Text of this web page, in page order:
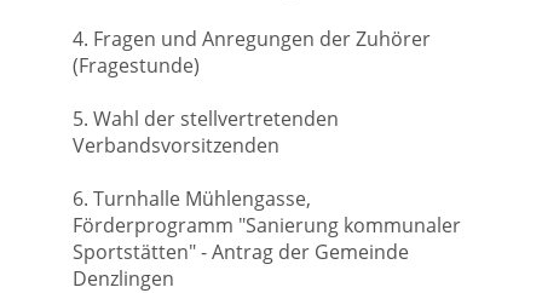
4. Fragen und Anregungen der Zuhörer
(Fragestunde)
5. Wahl der stellvertretenden
Verbandsvorsitzenden
6. Turnhalle Mühlengasse,
Förderprogramm "Sanierung kommunaler
Sportstätten" - Antrag der Gemeinde
Denzlingen